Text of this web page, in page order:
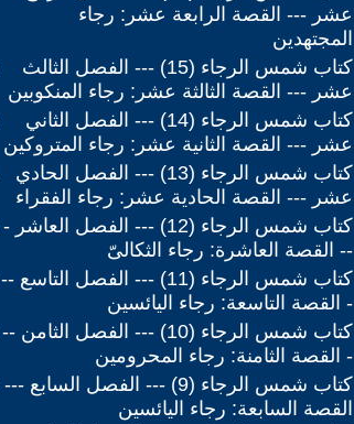
عشر --- القصة الرابعة عشر: رجاء
المجتهدين
كتاب شمس الرجاء (15) --- الفصل الثالث
عشر --- القصة الثالثة عشر: رجاء المنكوبين
كتاب شمس الرجاء (14) --- الفصل الثاني
عشر --- القصة الثانية عشر: رجاء المتروكين
كتاب شمس الرجاء (13) --- الفصل الحادي
عشر --- القصة الحادية عشر: رجاء الفقراء
كتاب شمس الرجاء (12) --- الفصل العاشر -
-- القصة العاشرة: رجاء الثكالىّ
كتاب شمس الرجاء (11) --- الفصل التاسع --
- القصة التاسعة: رجاء اليائسين
كتاب شمس الرجاء (10) --- الفصل الثامن --
- القصة الثامنة: رجاء المحرومين
كتاب شمس الرجاء (9) --- الفصل السابع ---
القصة السابعة: رجاء اليائسين